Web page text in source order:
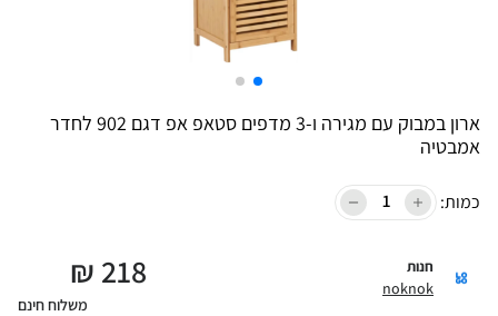
ארון במבוק עם מגירה ו-3 מדפים סטאפ אפ דגם 902 לחדר
אמבטיה
כמות:
חנות
noknok
218
₪
משלוח חינם